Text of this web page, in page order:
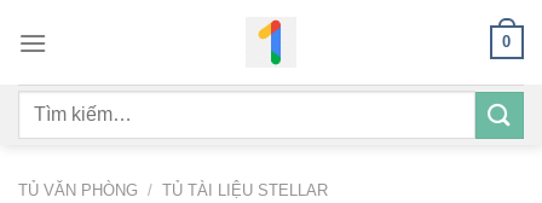
qua
dung
0
Tìm
TỦ VĂN PHÒNG / TỦ TÀI LIỆU STELLAR